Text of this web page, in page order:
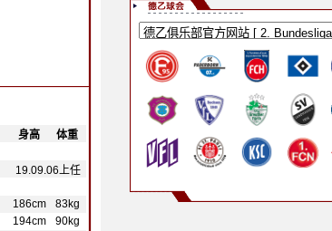
身高 体重
19.09.06上任
186cm
83kg
194cm
90kg